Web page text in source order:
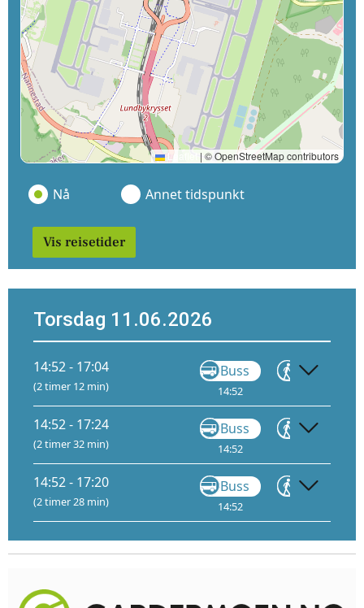
Leaflet | © OpenStreetMap contributors
Nå Annet tidspunkt
Vis reisetider
Torsdag 11.06.2026
14:52 - 17:04
(2 timer 12 min)
Buss
14:52
Gå
14:52 - 17:24
(2 timer 32 min)
Buss
14:52
Gå
14:52 - 17:20
(2 timer 28 min)
Buss
14:52
Gå